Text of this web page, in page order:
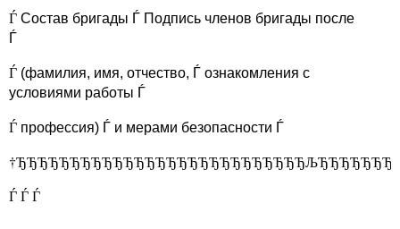
Ѓ Состав бригады Ѓ Подпись членов бригады после
Ѓ
Ѓ (фамилия, имя, отчество, Ѓ ознакомления с
условиями работы Ѓ
Ѓ профессия) Ѓ и мерами безопасности Ѓ
Ѓ Ѓ Ѓ